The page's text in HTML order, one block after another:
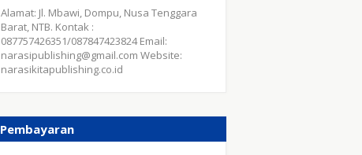
Alamat: Jl. Mbawi, Dompu, Nusa Tenggara
Barat, NTB. Kontak :
087757426351/087847423824 Email:
narasipublishing@gmail.com Website:
narasikitapublishing.co.id
Pembayaran